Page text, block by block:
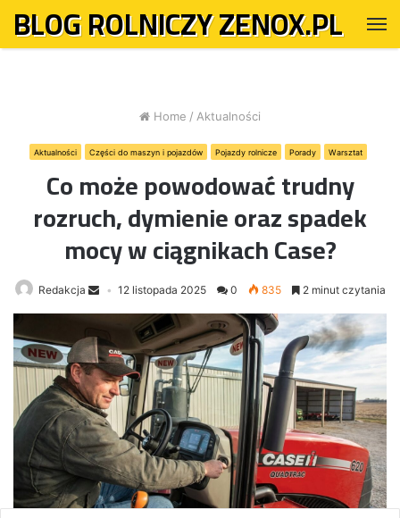
BLOG ROLNICZY ZENOX.PL
Home / Aktualności
Aktualności Części do maszyn i pojazdów Pojazdy rolnicze Porady Warsztat
Co może powodować trudny
rozruch, dymienie oraz spadek
mocy w ciągnikach Case?
Redakcja 12 listopada 2025 0 835 2 minut czytania